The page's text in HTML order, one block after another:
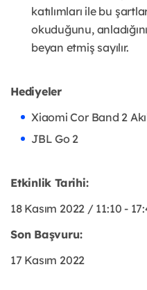
katılımları ile bu
okuduğunu,
beyan etmiş sayılır.
Hediyeler
Xiaomi Cor Band 2
JBL Go 2
Etkinlik Tarihi:
18 Kasım 2022 / 11:10 -
Son Başvuru:
17 Kasım 2022